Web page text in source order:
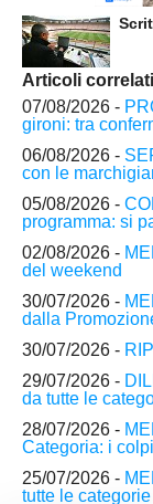
Articoli
07/08/2026 -
gironi: tra
06/08/2026 -
con le
05/08/2026 -
programma: si
02/08/2026 -
del weekend
30/07/2026 -
dalla
30/07/2026 -
29/07/2026 -
da tutte le
28/07/2026 -
Categoria: i
25/07/2026 -
tutte le categorie